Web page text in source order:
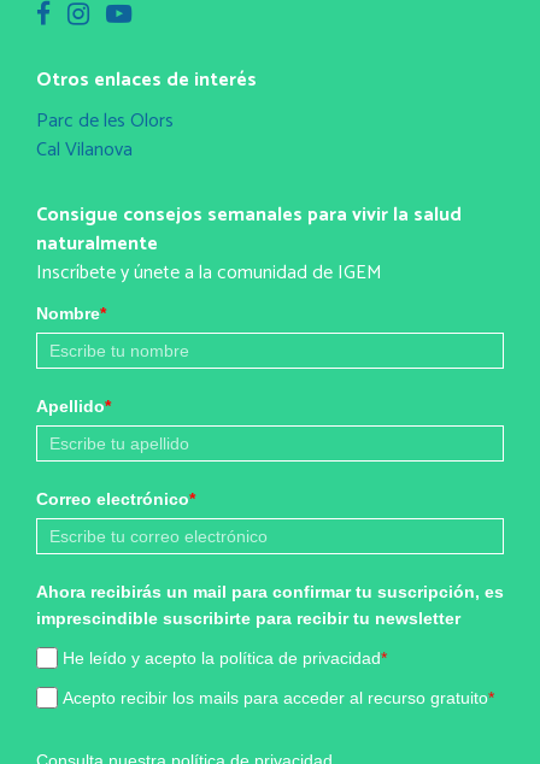
Otros enlaces de interés
Parc de les Olors
Cal Vilanova
Consigue consejos semanales para vivir la salud
naturalmente
Inscríbete y únete a la comunidad de IGEM
Nombre*
Apellido*
Correo electrónico*
Ahora recibirás un mail para confirmar tu suscripción, es
imprescindible suscribirte para recibir tu newsletter
He leído y acepto la política de privacidad*
Acepto recibir los mails para acceder al recurso gratuito*
Consulta nuestra política de privacidad